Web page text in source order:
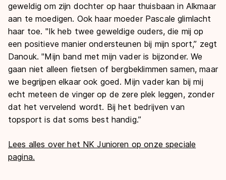
geweldig om zijn dochter op haar thuisbaan in Alkmaar
aan te moedigen. Ook haar moeder Pascale glimlacht
haar toe. "Ik heb twee geweldige ouders, die mij op
een positieve manier ondersteunen bij mijn sport,’’ zegt
Danouk. "Mijn band met mijn vader is bijzonder. We
gaan niet alleen fietsen of bergbeklimmen samen, maar
we begrijpen elkaar ook goed. Mijn vader kan bij mij
echt meteen de vinger op de zere plek leggen, zonder
dat het vervelend wordt. Bij het bedrijven van
topsport is dat soms best handig.’’
Lees alles over het NK Junioren op onze speciale
pagina.